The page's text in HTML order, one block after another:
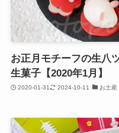
お正月モチーフの生八
生菓子【2020年1月】
2020-01-31 2024-10-11 お土産